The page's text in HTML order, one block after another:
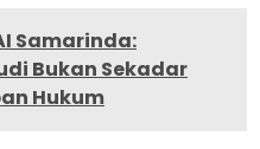
Samarinda:
Bukan Sekadar
Hukum